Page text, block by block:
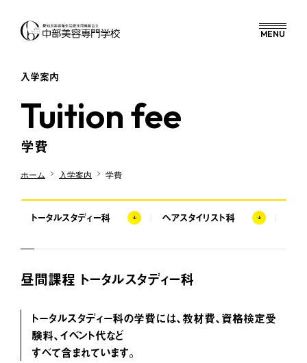
MENU
MENU
お知らせ
CHUBIについて
入学案内
訪問者別INDEX
Tuition fee
学費
入学案内
ホーム 入学案内 学費
トータルスタディー科 ヘアスタイリスト科
昼間課程 トータルスタディー科
トータルスタディー科の学費には、教材費、資格検定受
験料、イベント代など
すべて含まれています。